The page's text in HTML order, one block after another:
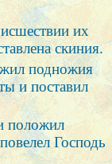
их
скиния.
подножия
и поставил
положил
Господь